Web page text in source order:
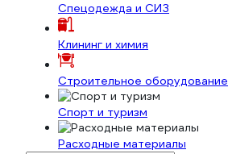
Спецодежда и СИЗ
Клининг и химия
Строительное оборудование
Спорт и туризм
Расходные материалы